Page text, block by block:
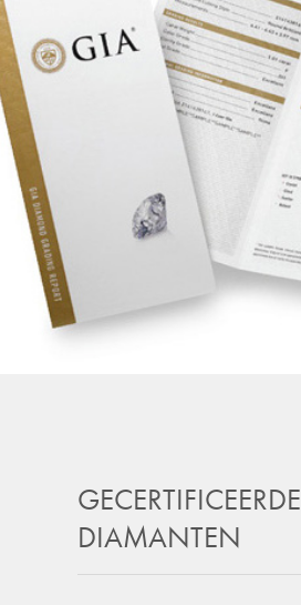
GECERTIFICEERDE
DIAMANTEN